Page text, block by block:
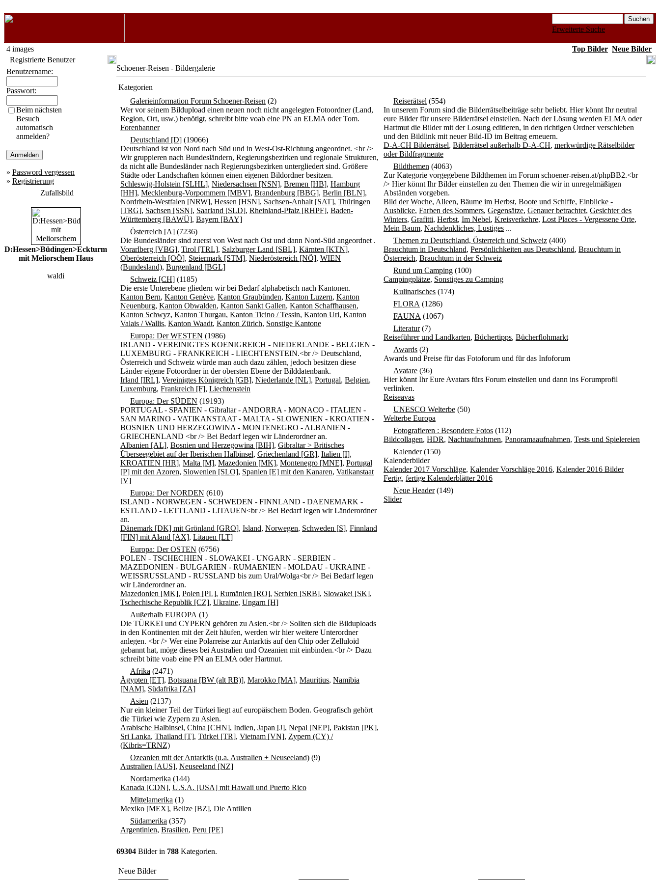
Erweiterte Suche
4 images Top Bilder Neue Bilder
Registrierte Benutzer
Benutzername:
Passwort:
Beim nächsten
Besuch
automatisch
anmelden?
» Password vergessen
» Registrierung
Zufallsbild
D:Hessen>Büdingen>Eckturm
mit Meliorschem Haus
waldi
Schoener-Reisen - Bildergalerie
Kategorien
Galerieinformation Forum Schoener-Reisen (2)
Wer vor seinem Bildupload einen neuen noch nicht angelegten Fotoordner (Land,
Region, Ort, usw.) benötigt, schreibt bitte voab eine PN an ELMA oder Tom.
Forenbanner
Deutschland [D] (19066)
Deutschland ist von Nord nach Süd und in West-Ost-Richtung angeordnet. <br />
Wir gruppieren nach Bundesländern, Regierungsbezirken und regionale Strukturen,
da nicht alle Bundesländer nach Regierungsbezirken untergliedert sind. Größere
Städte oder Landschaften können einen eigenen Bildordner besitzen.
Schleswig-Holstein [SLHL], Niedersachsen [NSN], Bremen [HB], Hamburg
[HH], Mecklenburg-Vorpommern [MBV], Brandenburg [BBG], Berlin [BLN],
Nordrhein-Westfalen [NRW], Hessen [HSN], Sachsen-Anhalt [SAT], Thüringen
[TRG], Sachsen [SSN], Saarland [SLD], Rheinland-Pfalz [RHPF], Baden-
Württemberg [BAWÜ], Bayern [BAY]
Österreich [A] (7236)
Die Bundesländer sind zuerst von West nach Ost und dann Nord-Süd angeordnet .
Vorarlberg [VBG], Tirol [TRL], Salzburger Land [SBL], Kärnten [KTN],
Oberösterreich [OÖ], Steiermark [STM], Niederöstereich [NÖ], WIEN
(Bundesland), Burgenland [BGL]
Schweiz [CH] (1185)
Die erste Unterebene gliedern wir bei Bedarf alphabetisch nach Kantonen.
Kanton Bern, Kanton Genève, Kanton Graubünden, Kanton Luzern, Kanton
Neuenburg, Kanton Obwalden, Kanton Sankt Gallen, Kanton Schaffhausen,
Kanton Schwyz, Kanton Thurgau, Kanton Ticino / Tessin, Kanton Uri, Kanton
Valais / Wallis, Kanton Waadt, Kanton Zürich, Sonstige Kantone
Europa: Der WESTEN (1986)
IRLAND - VEREINIGTES KOENIGREICH - NIEDERLANDE - BELGIEN -
LUXEMBURG - FRANKREICH - LIECHTENSTEIN.<br /> Deutschland,
Österreich und Schweiz würde man auch dazu zählen, jedoch besitzen diese
Länder eigene Fotoordner in der obersten Ebene der Bilddatenbank.
Irland [IRL], Vereinigtes Königreich [GB], Niederlande [NL], Portugal, Belgien,
Luxemburg, Frankreich [F], Liechtenstein
Europa: Der SÜDEN (19193)
PORTUGAL - SPANIEN - Gibraltar - ANDORRA - MONACO - ITALIEN -
SAN MARINO - VATIKANSTAAT - MALTA - SLOWENIEN - KROATIEN -
BOSNIEN UND HERZEGOWINA - MONTENEGRO - ALBANIEN -
GRIECHENLAND <br /> Bei Bedarf legen wir Länderordner an.
Albanien [AL], Bosnien und Herzegowina [BIH], Gibraltar > Britisches
Überseegebiet auf der Iberischen Halbinsel, Griechenland [GR], Italien [I],
KROATIEN [HR], Malta [M], Mazedonien [MK], Montenegro [MNE], Portugal
[P] mit den Azoren, Slowenien [SLO], Spanien [E] mit den Kanaren, Vatikanstaat
[V]
Europa: Der NORDEN (610)
ISLAND - NORWEGEN - SCHWEDEN - FINNLAND - DAENEMARK -
ESTLAND - LETTLAND - LITAUEN<br /> Bei Bedarf legen wir Länderordner
an.
Dänemark [DK] mit Grönland [GRO], Island, Norwegen, Schweden [S], Finnland
[FIN] mit Aland [AX], Litauen [LT]
Europa: Der OSTEN (6756)
POLEN - TSCHECHIEN - SLOWAKEI - UNGARN - SERBIEN -
MAZEDONIEN - BULGARIEN - RUMAENIEN - MOLDAU - UKRAINE -
WEISSRUSSLAND - RUSSLAND bis zum Ural/Wolga<br /> Bei Bedarf legen
wir Länderordner an.
Mazedonien [MK], Polen [PL], Rumänien [RO], Serbien [SRB], Slowakei [SK],
Tschechische Republik [CZ], Ukraine, Ungarn [H]
Außerhalb EUROPA (1)
Die TÜRKEI und CYPERN gehören zu Asien.<br /> Sollten sich die Bilduploads
in den Kontinenten mit der Zeit häufen, werden wir hier weitere Unterordner
anlegen. <br /> Wer eine Polarreise zur Antarktis auf den Chip oder Zelluloid
gebannt hat, möge dieses bei Australien und Ozeanien mit einbinden.<br /> Dazu
schreibt bitte voab eine PN an ELMA oder Hartmut.
Afrika (2471)
Ägypten [ET], Botsuana [BW (alt RB)], Marokko [MA], Mauritius, Namibia
[NAM], Südafrika [ZA]
Asien (2137)
Nur ein kleiner Teil der Türkei liegt auf europäischem Boden. Geografisch gehört
die Türkei wie Zypern zu Asien.
Arabische Halbinsel, China [CHN], Indien, Japan [J], Nepal [NEP], Pakistan [PK],
Sri Lanka, Thailand [T], Türkei [TR], Vietnam [VN], Zypern (CY) /
(Kibris=TRNZ)
Ozeanien mit der Antarktis (u.a. Australien + Neuseeland) (9)
Australien [AUS], Neuseeland [NZ]
Nordamerika (144)
Kanada [CDN], U.S.A. [USA] mit Hawaii und Puerto Rico
Mittelamerika (1)
Mexiko [MEX], Belize [BZ], Die Antillen
Südamerika (357)
Argentinien, Brasilien, Peru [PE]
Reiserätsel (554)
In unserem Forum sind die Bilderrätselbeiträge sehr beliebt. Hier könnt Ihr neutral
eure Bilder für unsere Bilderrätsel einstellen. Nach der Lösung werden ELMA oder
Hartmut die Bilder mit der Losung editieren, in den richtigen Ordner verschieben
und den Bildlink mit neuer Bild-ID im Beitrag erneuern.
D-A-CH Bilderrätsel, Bilderrätsel außerhalb D-A-CH, merkwürdige Rätselbilder
oder Bildfragmente
Bildthemen (4063)
Zur Kategorie vorgegebene Bildthemen im Forum schoener-reisen.at/phpBB2.<br
/> Hier könnt Ihr Bilder einstellen zu den Themen die wir in unregelmäßigen
Abständen vorgeben.
Bild der Woche, Alleen, Bäume im Herbst, Boote und Schiffe, Einblicke -
Ausblicke, Farben des Sommers, Gegensätze, Genauer betrachtet, Gesichter des
Winters, Grafitti, Herbst, Im Nebel, Kreisverkehre, Lost Places - Vergessene Orte,
Mein Baum, Nachdenkliches, Lustiges ...
Themen zu Deutschland, Österreich und Schweiz (400)
Brauchtum in Deutschland, Persönlichkeiten aus Deutschland, Brauchtum in
Österreich, Brauchtum in der Schweiz
Rund um Camping (100)
Campingplätze, Sonstiges zu Camping
Kulinarisches (174)
FLORA (1286)
FAUNA (1067)
Literatur(7)
Reiseführer und Landkarten, Büchertipps, Bücherflohmarkt
Awards (2)
Awards und Preise für das Fotoforum und für das Infoforum
Avatare (36)
Hier könnt Ihr Eure Avatars fürs Forum einstellen und dann ins Forumprofil
verlinken.
Reiseavas
UNESCO Welterbe (50)
Welterbe Europa
Fotografieren : Besondere Fotos (112)
Bildcollagen, HDR, Nachtaufnahmen, Panoramaaufnahmen, Tests und Spielereien
Kalender(150)
Kalenderbilder
Kalender 2017 Vorschläge, Kalender Vorschläge 2016, Kalender 2016 Bilder
Fertig, fertige Kalenderblätter 2016
Neue Header(149)
Slider
69304 Bilder in 788 Kategorien.
Neue Bilder